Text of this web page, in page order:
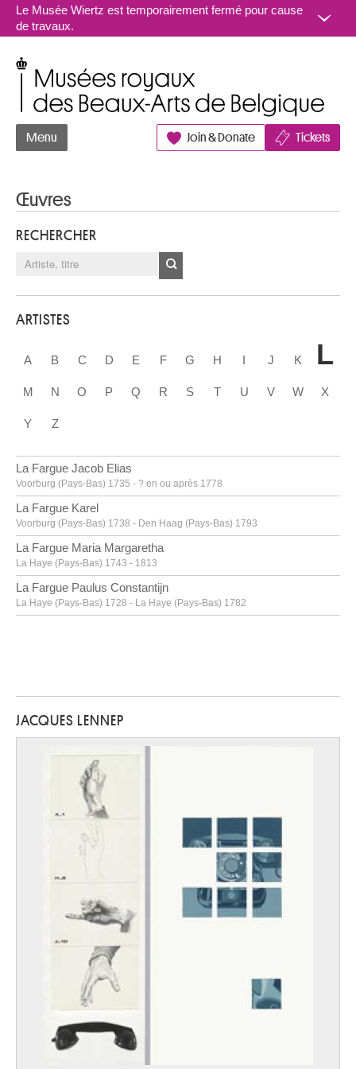
Aller au contenu
Le Musée Wiertz est temporairement fermé pour cause
de travaux.
Menu Join & Donate Tickets
Œuvres
RECHERCHER
ARTISTES
A B C D E F G H I J K L
M N O P Q R S T U V W X
Y Z
La Fargue Jacob Elias
Voorburg (Pays-Bas) 1735 - ? en ou après 1778
La Fargue Karel
Voorburg (Pays-Bas) 1738 - Den Haag (Pays-Bas) 1793
La Fargue Maria Margaretha
La Haye (Pays-Bas) 1743 - 1813
La Fargue Paulus Constantijn
La Haye (Pays-Bas) 1728 - La Haye (Pays-Bas) 1782
Douai, Nord (France) 1905 - Paris (France) 1982
Lacasse Joseph
Tournai 1894 - Paris (France) 1975
Lacomblez Jacques
Lacroix Antoine
Malines 1931 - 2012
Laermans Eugène
Bruxelles 1864 - 1940
Laffineur Marc
Bomal / Durbuy 1940
Lafontaine Marie-Jo
Anvers 1950
Lagae Jules
JACQUES LENNEP